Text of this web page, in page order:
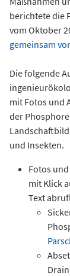
berichtete die
vom Oktober
gemeinsam
Die folgende
mit Fotos und
der
und Insekten.
Fotos
mit Klick
Text